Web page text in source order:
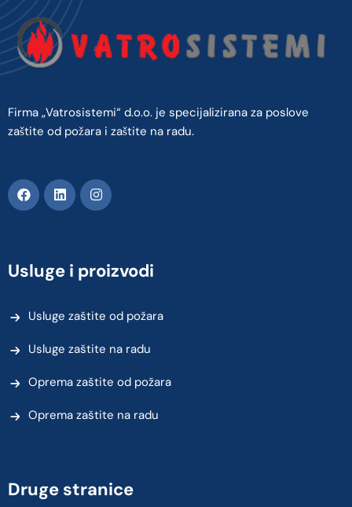
Firma „Vatrosistemi“ d.o.o. je specijalizirana za poslove
zaštite od požara i zaštite na radu.
Usluge i proizvodi
Usluge zaštite od požara
Usluge zaštite na radu
Oprema zaštite od požara
Oprema zaštite na radu
Druge stranice